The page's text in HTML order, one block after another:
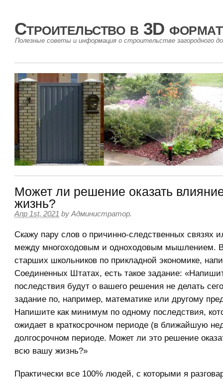
Строительство в 3D
Полезные советы и информация о строительстве загородного
Может ли решение оказать
жизнь?
Апр 1st, 2021 by Администратор.
Скажу пару слов о причинно-следственных связях
между многоходовым и одноходовым мышлением.
старших школьников по прикладной экономике,
Соединенных Штатах, есть такое задание:
последствия будут о вашего решения не делать
задание по, например, математике или другому
Напишите как минимум по одному последствия,
ожидает в краткосрочном периоде (в ближайшую
долгосрочном периоде. Может ли это решение
всю вашу жизнь?»
Практически все 100% людей, с которыми я